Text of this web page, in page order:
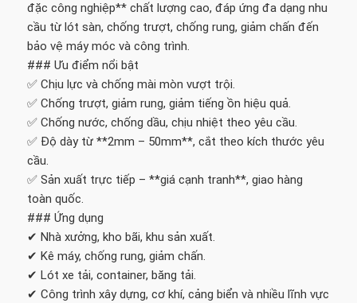
đặc công nghiệp** chất lượng cao, đáp ứng đa dạng nhu
cầu từ lót sàn, chống trượt, chống rung, giảm chấn đến
bảo vệ máy móc và công trình.
### Ưu điểm nổi bật
✅ Chịu lực và chống mài mòn vượt trội.
✅ Chống trượt, giảm rung, giảm tiếng ồn hiệu quả.
✅ Chống nước, chống dầu, chịu nhiệt theo yêu cầu.
✅ Độ dày từ **2mm – 50mm**, cắt theo kích thước yêu
cầu.
✅ Sản xuất trực tiếp – **giá cạnh tranh**, giao hàng
toàn quốc.
### Ứng dụng
✔ Nhà xưởng, kho bãi, khu sản xuất.
✔ Kê máy, chống rung, giảm chấn.
✔ Lót xe tải, container, băng tải.
✔ Công trình xây dựng, cơ khí, cảng biển và nhiều lĩnh vực